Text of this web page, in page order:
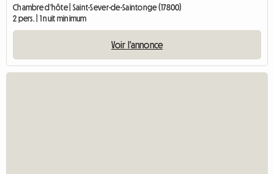
Chambre d'hôte | Saint-Sever-de-Saintonge (17800)
2 pers. | 1 nuit minimum
Voir l'annonce